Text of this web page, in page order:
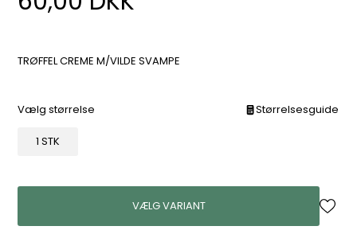
TRØFFEL CREME M/VILDE SVAMPE
Vælg størrelse Størrelsesguide
1 STK
VÆLG VARIANT